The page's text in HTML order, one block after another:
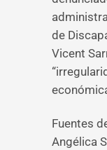
de
Vicent
Fuentes
Angélica